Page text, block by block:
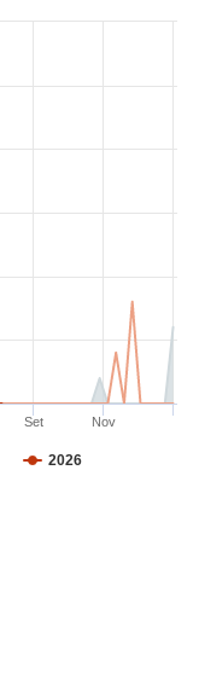
2026
Set Nov